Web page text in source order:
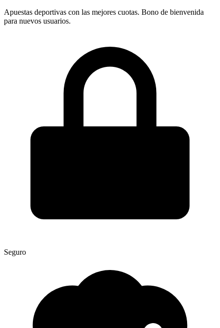
Apuestas deportivas con las mejores cuotas. Bono de bienvenida
para nuevos usuarios.
Seguro